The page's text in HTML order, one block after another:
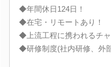
◆年間休日124日！
◆在宅・リモートあり！
◆上流工程に携われるチャ
◆研修制度(社内研修、外